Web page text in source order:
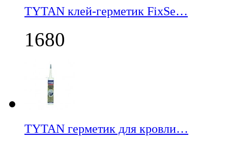
TYTAN клей-герметик FixSe…
1680
TYTAN герметик для кровли…